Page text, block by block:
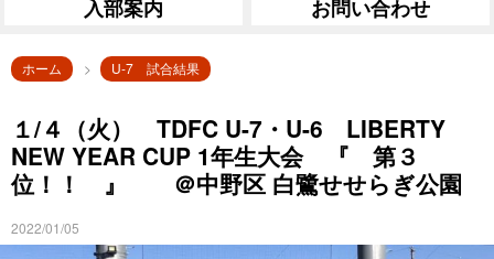
入部案内 お問い合わせ
ホーム U-7 試合結果
１/４（火） TDFC U-7・U-6 LIBERTY
NEW YEAR CUP 1年生大会 『 第３
位！！ 』 ＠中野区 白鷺せせらぎ公園
2022/01/05